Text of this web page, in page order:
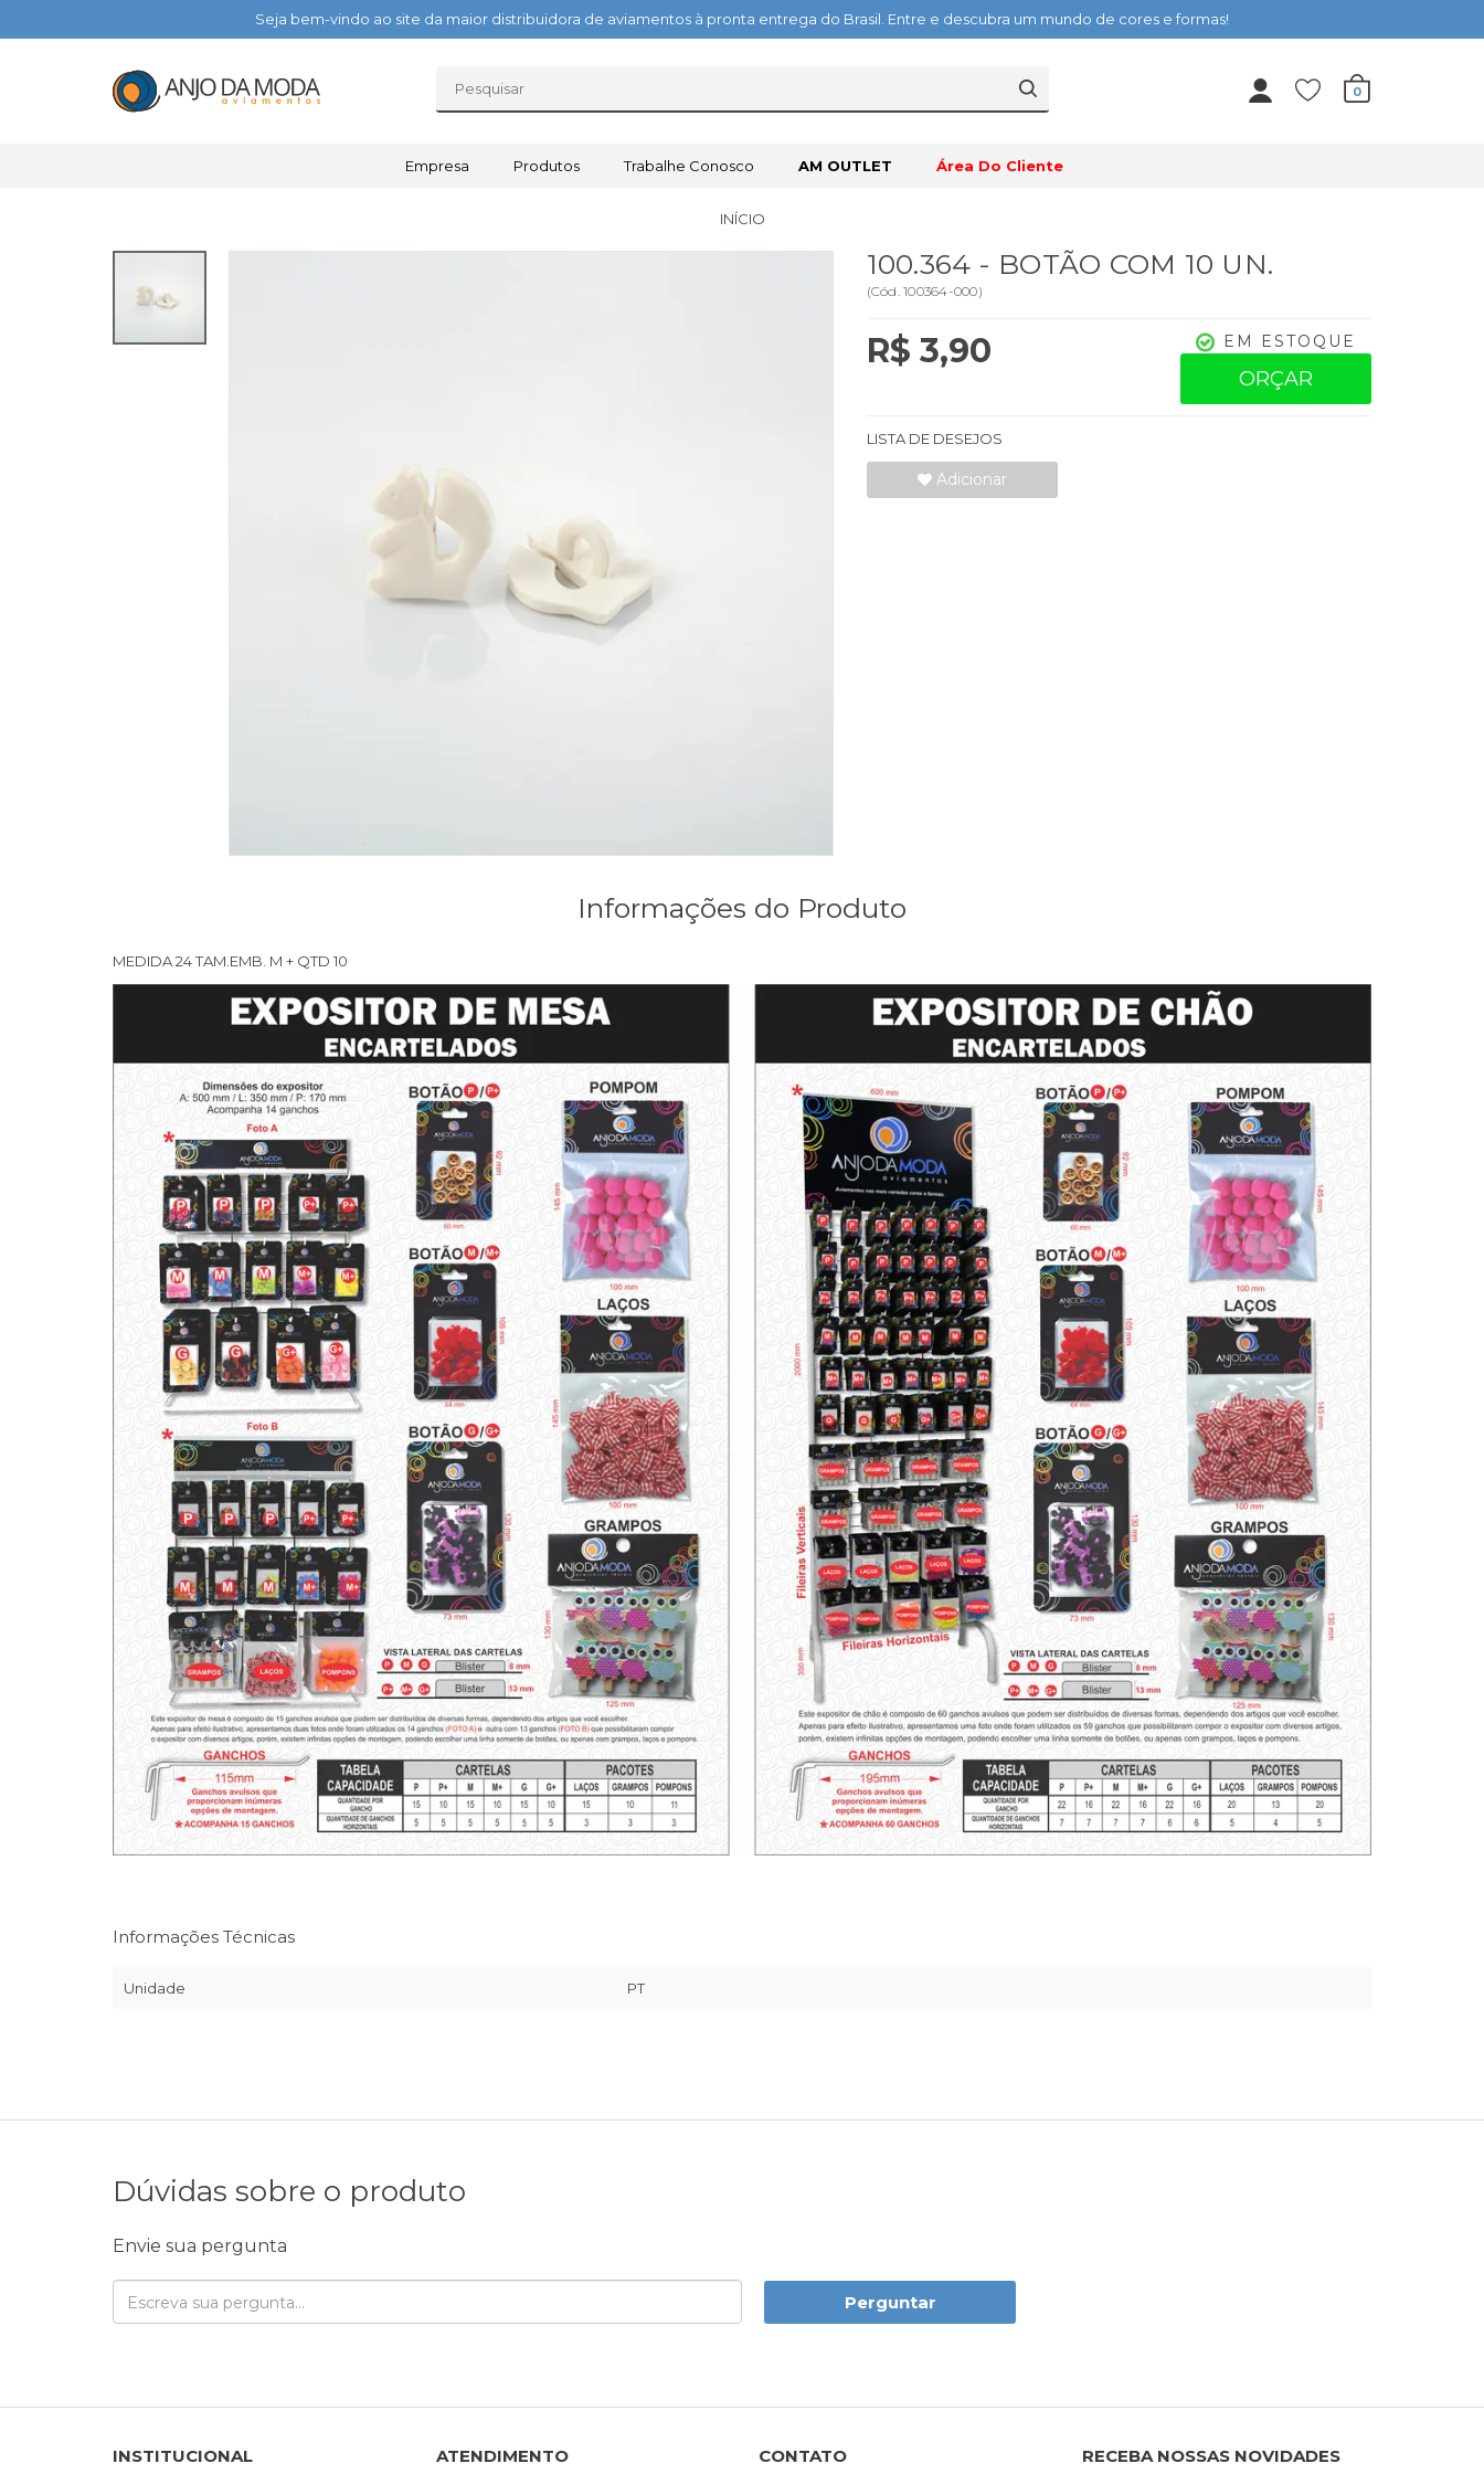
Seja bem-vindo ao site da maior distribuidora de aviamentos à pronta entrega do Brasil. Entre e descubra um mundo de cores e formas!
0
Empresa Produtos Trabalhe Conosco AM OUTLET Área Do Cliente
INÍCIO
100.364 - BOTÃO COM 10 UN.
(Cód. 100364-000)
R$ 3,90 EM ESTOQUE
ORÇAR
LISTA DE DESEJOS
Adicionar
Informações do Produto
MEDIDA 24 TAM.EMB. M + QTD 10
Informações Técnicas
Unidade PT
Dúvidas sobre o produto
Envie sua pergunta
Perguntar
INSTITUCIONAL ATENDIMENTO CONTATO RECEBA NOSSAS NOVIDADES